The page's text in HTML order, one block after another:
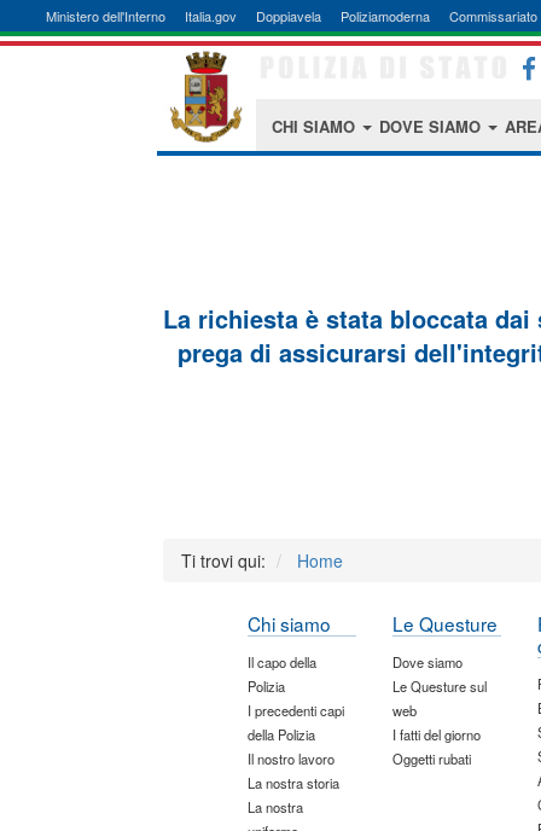
Ministero dell'Interno Italia.gov Doppiavela Poliziamoderna Commissariato
CHI SIAMO DOVE SIAMO
La richiesta è stata bloccata
prega di assicurarsi
Ti trovi qui: Home
Chi siamo
Il capo della
Polizia
I precedenti capi
della Polizia
Il nostro lavoro
La nostra storia
La nostra
Le Questure
Dove siamo
Le Questure sul
web
I fatti del giorno
Oggetti rubati